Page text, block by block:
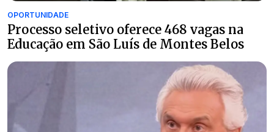
OPORTUNIDADE
Processo seletivo oferece 468 vagas na
Educação em São Luís de Montes Belos